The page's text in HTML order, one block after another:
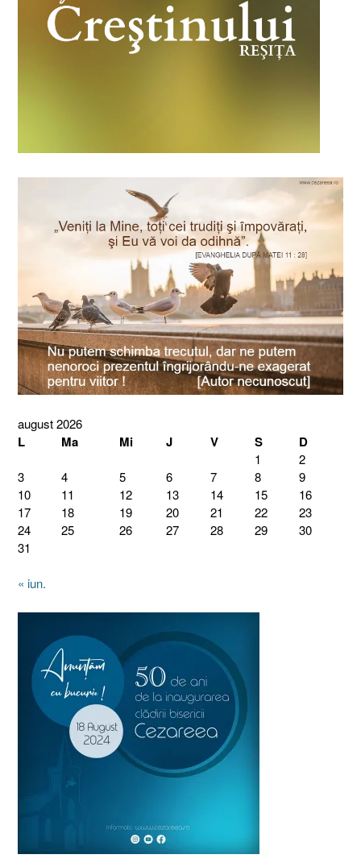
august 2026
L Ma Mi J V S D
1
2
3
4 5 6 7 8
9
10
11 12 13 14 15
16
17
18 19 20 21 22
23
24
25 26 27 28 29
30
31
« iun.